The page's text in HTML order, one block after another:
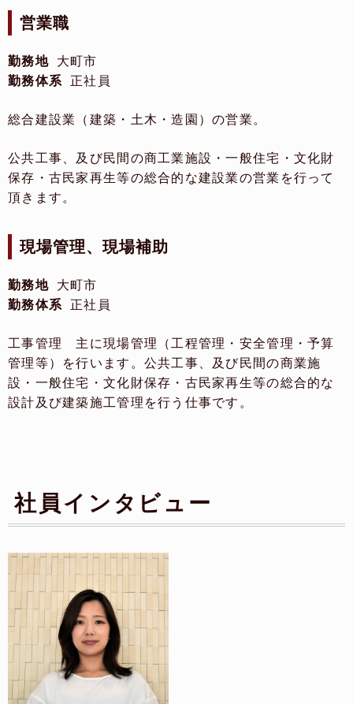
営業職
勤務地 大町市
勤務体系
正社員
総合建設業（建築・土木・造園）の営業。
公共工事、及び民間の商工業施設・一般住宅・文化財
保存・古民家再生等の総合的な建設業の営業を行って
頂きます。
現場管理、現場補助
勤務地 大町市
勤務体系
正社員
工事管理 主に現場管理（工程管理・安全管理・予算
管理等）を行います。公共工事、及び民間の商業施
設・一般住宅・文化財保存・古民家再生等の総合的な
設計及び建築施工管理を行う仕事です。
社員インタビュー